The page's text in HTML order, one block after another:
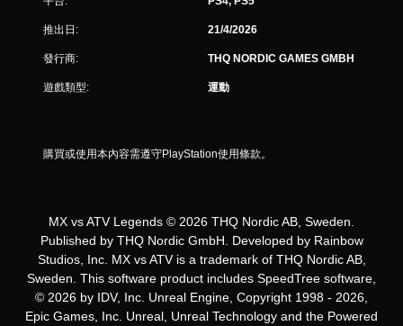
分
推出日: 21/4/2026
發行商: THQ NORDIC GAMES GMBH
遊戲類型: 運動
購買或使用本內容需遵守PlayStation使用條款。
MX vs ATV Legends © 2026 THQ Nordic AB, Sweden.
Published by THQ Nordic GmbH. Developed by Rainbow
Studios, Inc. MX vs ATV is a trademark of THQ Nordic AB,
Sweden. This software product includes SpeedTree software,
© 2026 by IDV, Inc. Unreal Engine, Copyright 1998 - 2026,
Epic Games, Inc. Unreal, Unreal Technology and the Powered